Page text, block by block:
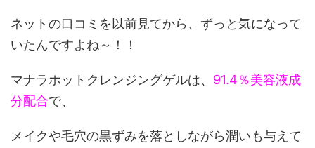
ネットの口コミを以前見てから、ずっと気になって
いたんですよね～！！
マナラホットクレンジングゲルは、 91.4％美容液成
分配合で、
メイクや毛穴の黒ずみを落としながら潤いも与えて